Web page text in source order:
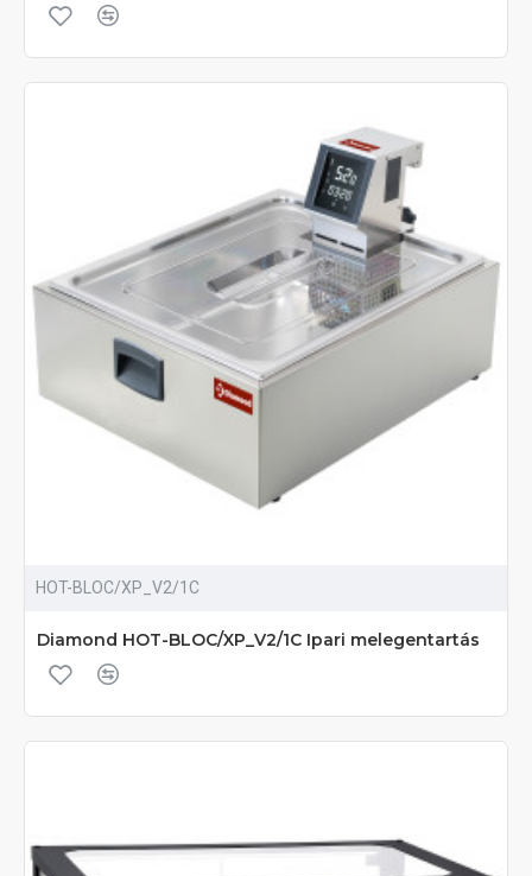
HOT-BLOC/XP_V2/1C
Diamond HOT-BLOC/XP_V2/1C Ipari melegentartás